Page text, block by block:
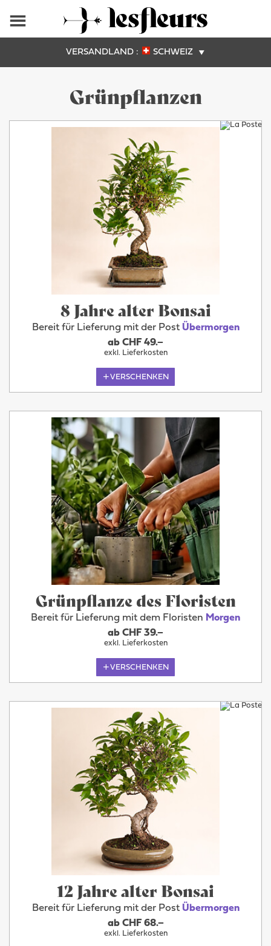
VERSANDLAND : SCHWEIZ
Grünpflanzen
8 Jahre alter Bonsai
Bereit für Lieferung mit der Post Übermorgen
ab CHF 49.–
exkl. Lieferkosten
VERSCHENKEN
Grünpflanze des Floristen
Bereit für Lieferung mit dem Floristen Morgen
ab CHF 39.–
exkl. Lieferkosten
VERSCHENKEN
12 Jahre alter Bonsai
Bereit für Lieferung mit der Post Übermorgen
ab CHF 68.–
exkl. Lieferkosten